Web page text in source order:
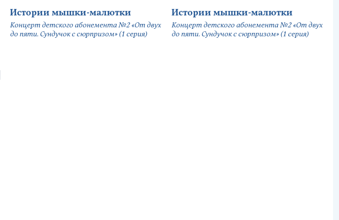
Истории мышки-малютки
Концерт детского абонемента №2 «От двух
до пяти. Сундучок с сюрпризом» (1 серия)
Истории мышки-малютки
Концерт детского абонемента №2 «От двух
до пяти. Сундучок с сюрпризом» (1 серия)